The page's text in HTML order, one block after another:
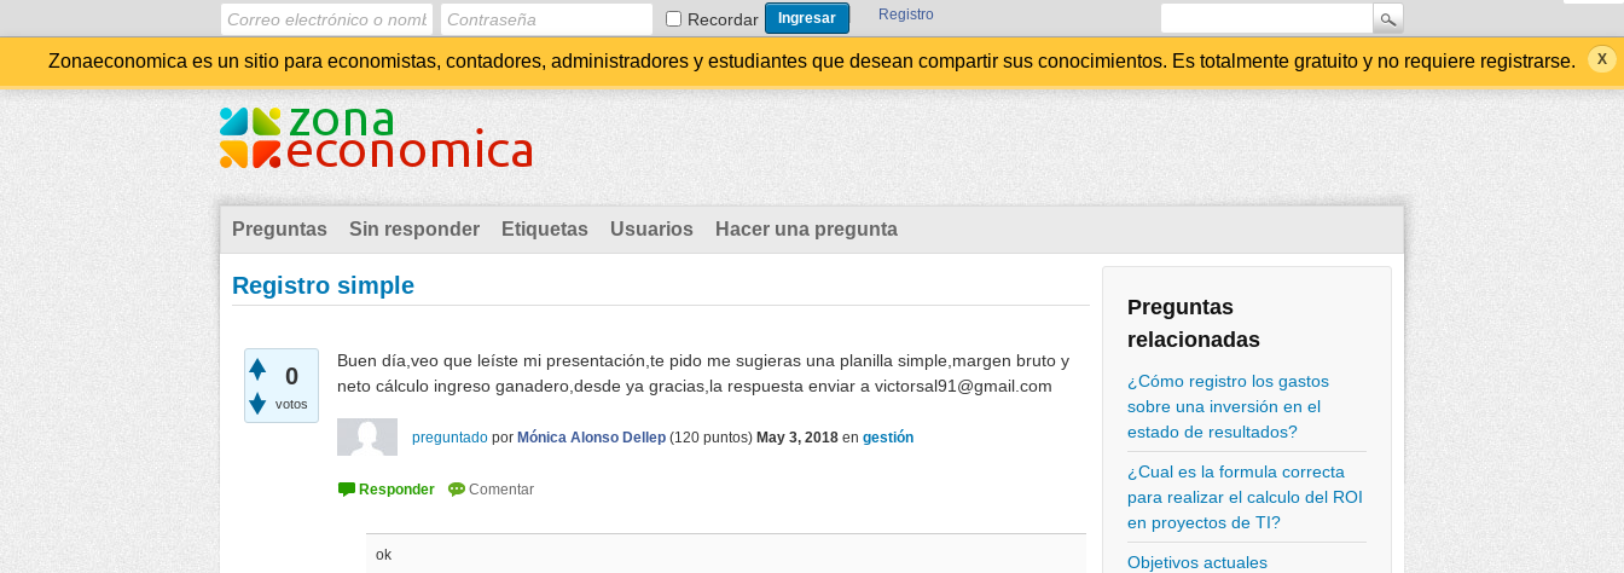
Recordar Registro
Zonaeconomica es un sitio para economistas, contadores, administradores y estudiantes que desean compartir sus conocimientos. Es totalmente gratuito y no requiere registrarse.
Preguntas Sin responder Etiquetas Usuarios Hacer una pregunta
Preguntas
relacionadas
¿Cómo registro los gastos
sobre una inversión en el
estado de resultados?
¿Cual es la formula correcta
para realizar el calculo del ROI
en proyectos de TI?
Objetivos actuales
Registro simple
0
votos
Buen día,veo que leíste mi presentación,te pido me sugieras una planilla simple,margen bruto y
neto cálculo ingreso ganadero,desde ya gracias,la respuesta enviar a victorsal91@gmail.com
preguntado por Mónica Alonso Dellep (120 puntos) May 3, 2018 en gestión
ok